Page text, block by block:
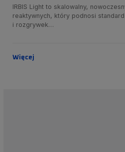
IRBIS Light to skalowalny,
reaktywnych, który podnosi
i rozgrywek…
Więcej